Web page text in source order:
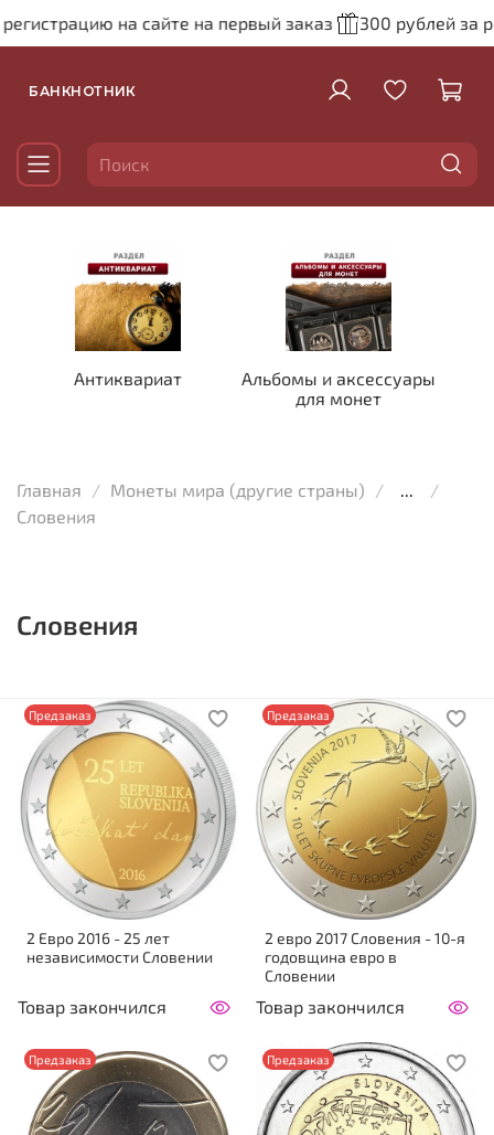
на сайте на первый заказ 300 рублей за
БАНКНОТНИК
Антиквариат
Альбомы и аксессуары
для монет
Главная Монеты мира (другие страны)
...
Словения
Словения
Предзаказ
2 Евро 2016 - 25 лет
независимости Словении
Товар закончился
Предзаказ
2 евро 2017 Словения - 10-я
годовщина евро в
Словении
Товар закончился
Предзаказ Предзаказ